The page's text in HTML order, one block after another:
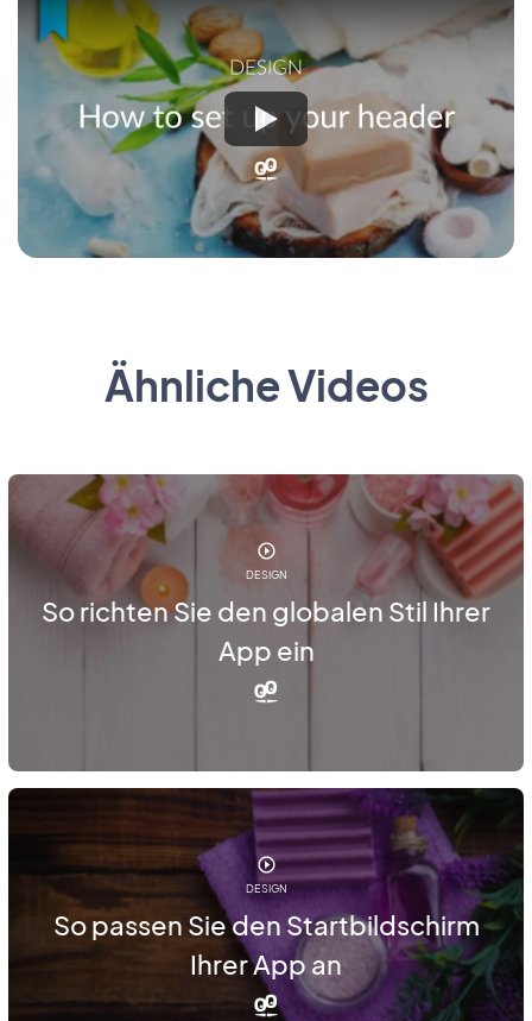
Ähnliche Videos
DESIGN
So richten Sie den globalen Stil Ihrer
App ein
DESIGN
So passen Sie den Startbildschirm
Ihrer App an